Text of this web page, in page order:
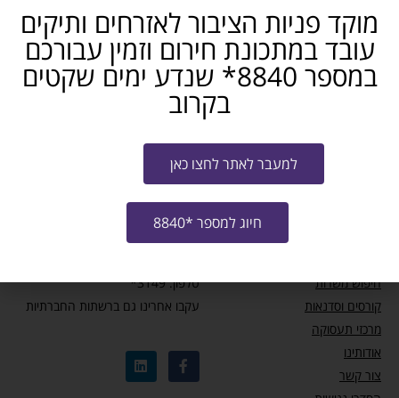
מידע ומאמרים
עדכון זכאות לחל”ת – מבצע שאגת הארי
המוקד לאזרחים ותיקים: כדאי להכיר
תכנית למתן שוברים לקבלת הכשרה מקצועית
חיפוש משרות
קורסים וסדנאות
מרכזי תעסוקה
אודותינו
צור קשר
צרו קשר
טלפון: 3149*
עקבו אחרינו גם ברשתות החברתיות
מוקד פניות הציבור לאזרחים ותיקים
עובד במתכונת חירום וזמין עבורכם
במספר 8840* שנדע ימים שקטים
בקרוב
למעבר לאתר לחצו כאן
חיוג למספר *8840